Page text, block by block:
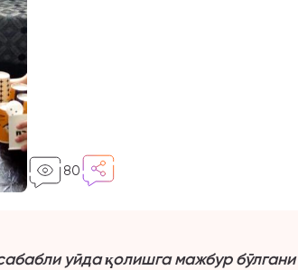
80
уйда қолишга мажбур бўлгани